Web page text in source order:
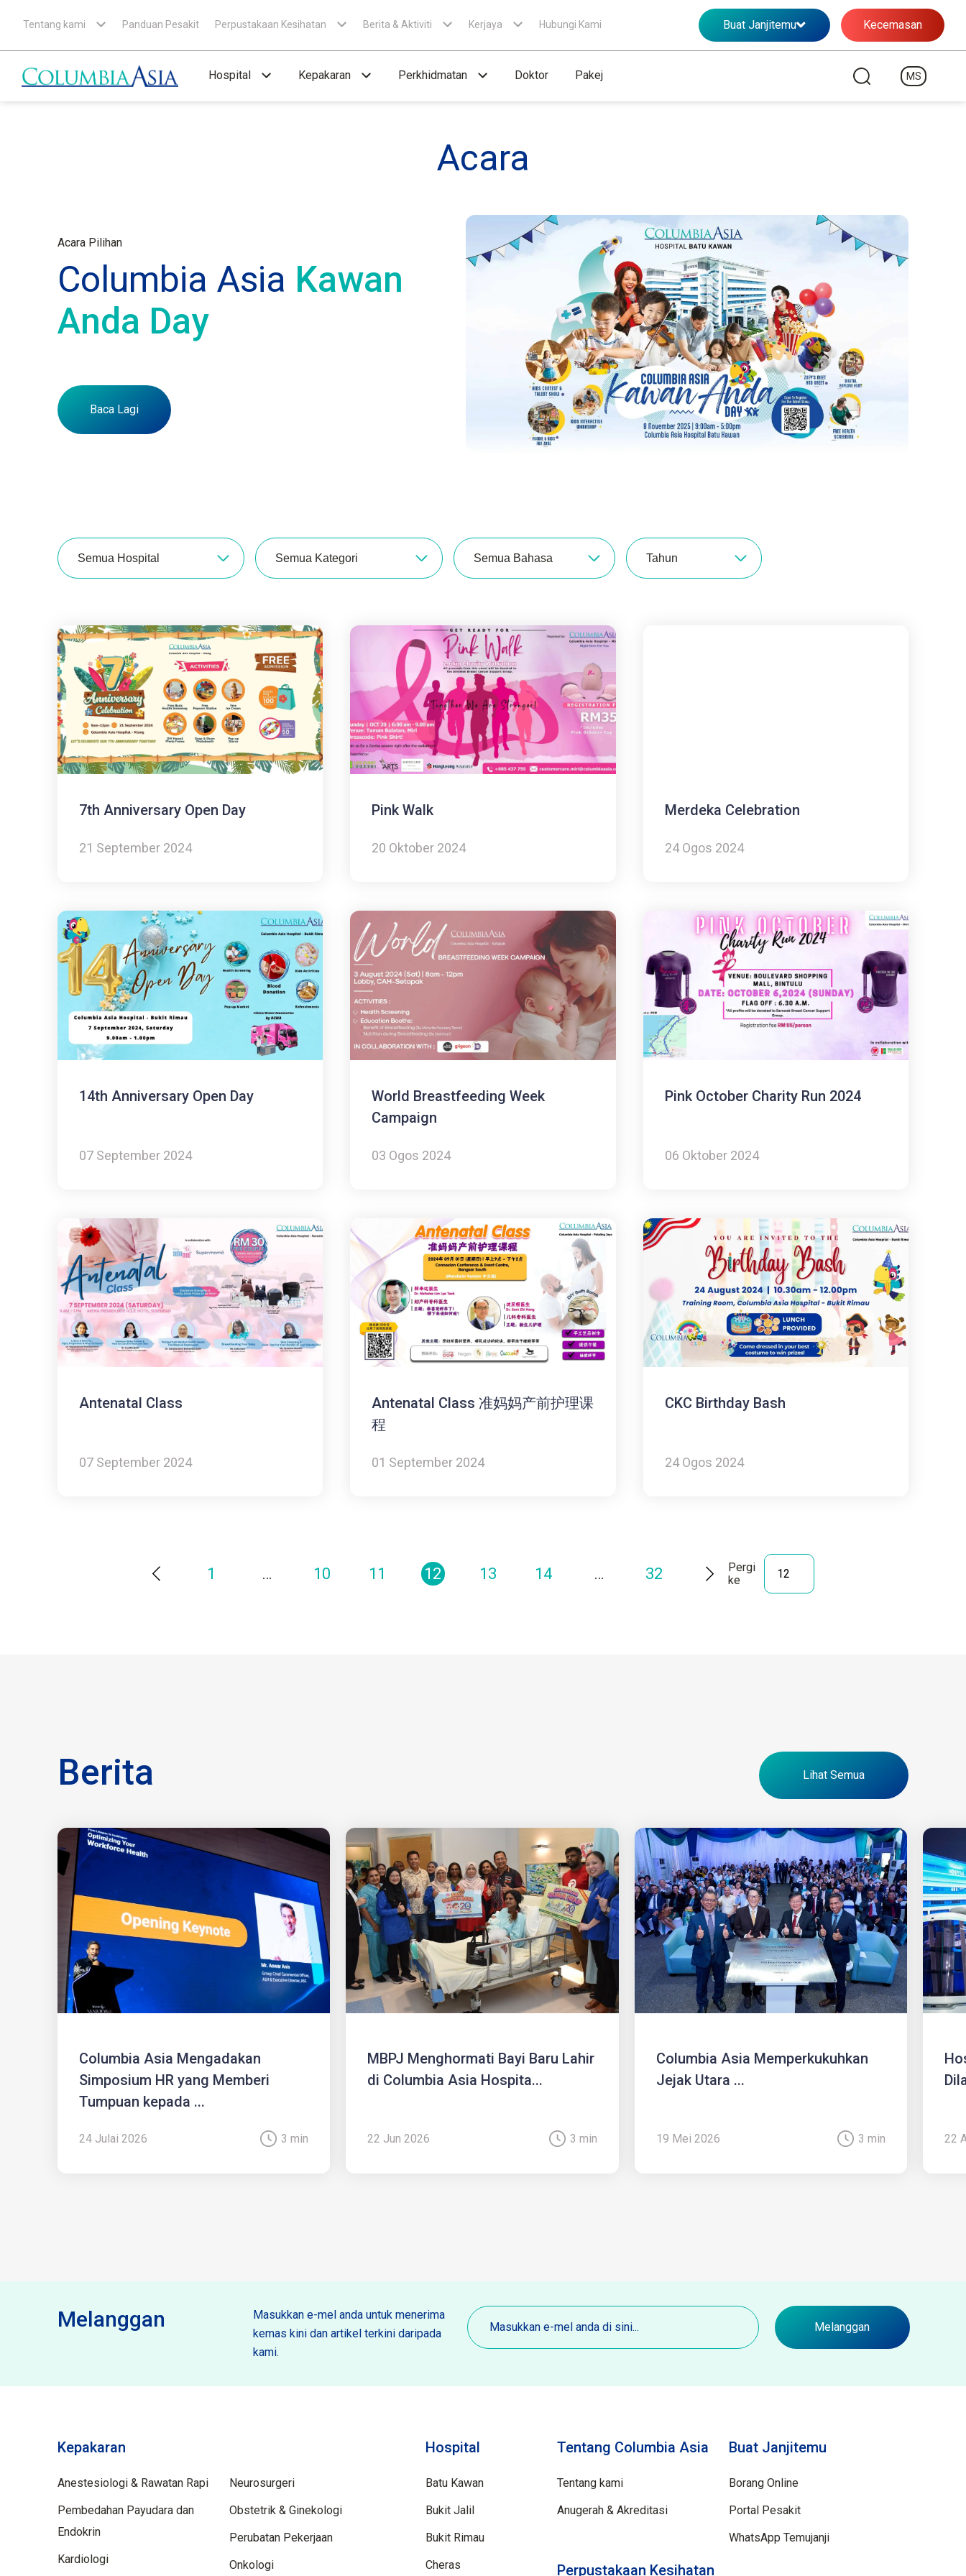
Tentang kami Panduan Pesakit Perpustakaan Kesihatan Berita & Aktiviti Kerjaya Hubungi Kami Buat Janjitemu Kecemasan
Hospital Kepakaran Perkhidmatan Doktor Pakej MS
Acara
Acara Pilihan
Columbia Asia Kawan
Anda Day
Baca Lagi
Semua Hospital Semua Kategori Semua Bahasa Tahun
7th Anniversary Open Day
21 September 2024
Pink Walk
20 Oktober 2024
Merdeka Celebration
24 Ogos 2024
14th Anniversary Open Day
07 September 2024
World Breastfeeding Week
Campaign
03 Ogos 2024
Pink October Charity Run 2024
06 Oktober 2024
Antenatal Class
07 September 2024
Antenatal Class 准妈妈产前护理课
程
01 September 2024
CKC Birthday Bash
24 Ogos 2024
1 … 10 11 12 13 14 … 32
Pergi
ke
Berita Lihat Semua
Columbia Asia Mengadakan
Simposium HR yang Memberi
Tumpuan kepada ...
24 Julai 2026 3 min
MBPJ Menghormati Bayi Baru Lahir
di Columbia Asia Hospita...
22 Jun 2026 3 min
Columbia Asia Memperkukuhkan
Jejak Utara ...
19 Mei 2026 3 min 22
Melanggan
Masukkan e-mel anda untuk menerima
kemas kini dan artikel terkini daripada
kami.
E-
mel
(Diperlukan)
Melanggan
Kepakaran
Anestesiologi & Rawatan Rapi
Pembedahan Payudara dan
Endokrin
Kardiologi
Neurosurgeri
Obstetrik & Ginekologi
Perubatan Pekerjaan
Onkologi
Hospital
Batu Kawan
Bukit Jalil
Bukit Rimau
Cheras
Tentang Columbia Asia
Tentang kami
Anugerah & Akreditasi
Perpustakaan Kesihatan
Buat Janjitemu
Borang Online
Portal Pesakit
WhatsApp Temujanji